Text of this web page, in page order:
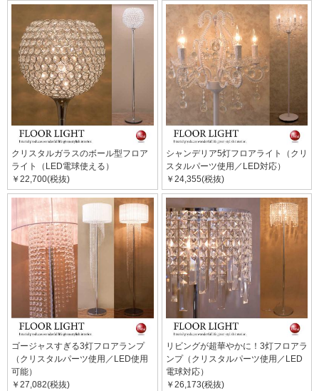
クリスタルガラスのボール型フロア
ライト（LED電球使える）
￥22,700(税抜)
シャンデリア5灯フロアライト（クリ
スタルパーツ使用／LED対応）
￥24,355(税抜)
ゴージャスすぎる3灯フロアランプ
（クリスタルパーツ使用／LED使用
可能）
￥27,082(税抜)
リビングが超華やかに！3灯フロアラ
ンプ（クリスタルパーツ使用／LED
電球対応）
￥26,173(税抜)